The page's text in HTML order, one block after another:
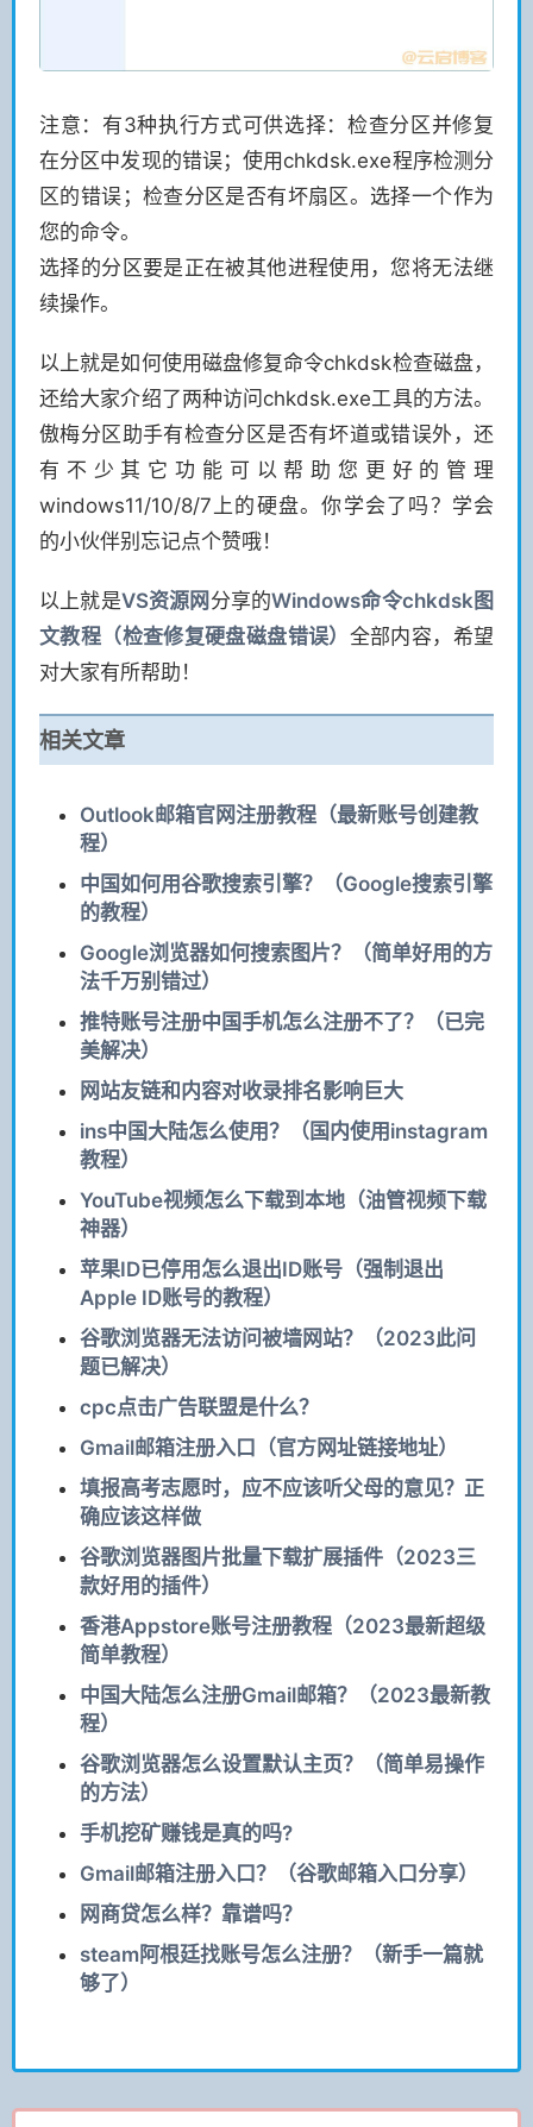
注意：有3种执行方式可供选择：检查分区并修复
在分区中发现的错误；使用chkdsk.exe程序检测分
区的错误；检查分区是否有坏扇区。选择一个作为
您的命令。
选择的分区要是正在被其他进程使用，您将无法继
续操作。
以上就是如何使用磁盘修复命令chkdsk检查磁盘，
还给大家介绍了两种访问chkdsk.exe工具的方法。
傲梅分区助手有检查分区是否有坏道或错误外，还
有不少其它功能可以帮助您更好的管理
windows11/10/8/7上的硬盘。你学会了吗？学会
的小伙伴别忘记点个赞哦！
以上就是VS资源网 分享的Windows命令chkdsk图
文教程（检查修复硬盘磁盘错误） 全部内容，希望
对大家有所帮助！
相关文章
Outlook邮箱官网注册教程（最新账号创建教
程）
中国如何用谷歌搜索引擎？（Google搜索引擎
的教程）
Google浏览器如何搜索图片？（简单好用的方
法千万别错过）
推特账号注册中国手机怎么注册不了？（已完
美解决）
网站友链和内容对收录排名影响巨大
ins中国大陆怎么使用？（国内使用instagram
教程）
YouTube视频怎么下载到本地（油管视频下载
神器）
苹果ID已停用怎么退出ID账号（强制退出
Apple ID账号的教程）
谷歌浏览器无法访问被墙网站？（2023此问
题已解决）
cpc点击广告联盟是什么？
Gmail邮箱注册入口（官方网址链接地址）
填报高考志愿时，应不应该听父母的意见？正
确应该这样做
谷歌浏览器图片批量下载扩展插件（2023三
款好用的插件）
香港Appstore账号注册教程（2023最新超级
简单教程）
中国大陆怎么注册Gmail邮箱？（2023最新教
程）
谷歌浏览器怎么设置默认主页？（简单易操作
的方法）
手机挖矿赚钱是真的吗?
Gmail邮箱注册入口？（谷歌邮箱入口分享）
网商贷怎么样？靠谱吗？
steam阿根廷找账号怎么注册？（新手一篇就
够了）